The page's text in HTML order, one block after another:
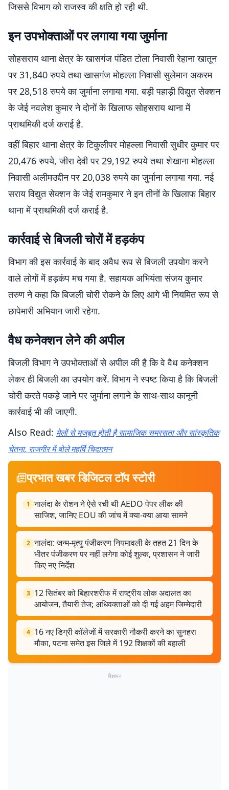
जिससे विभाग को राजस्व की क्षति हो रही थी.
इन उपभोक्ताओं पर लगाया गया जुर्माना
सोहसराय थाना क्षेत्र के खासगंज पंडित टोला निवासी रेहाना खातून
पर 31,840 रुपये तथा खासगंज मोहल्ला निवासी सुलेमान अकरम
पर 28,518 रुपये का जुर्माना लगाया गया. बड़ी पहाड़ी विद्युत सेक्शन
के जेई नवलेश कुमार ने दोनों के खिलाफ सोहसराय थाना में
प्राथमिकी दर्ज कराई है.
वहीं बिहार थाना क्षेत्र के टिकुलीपर मोहल्ला निवासी सुधीर कुमार पर
20,476 रुपये, जीरा देवी पर 29,192 रुपये तथा शेखाना मोहल्ला
निवासी अलीमउद्दीन पर 20,038 रुपये का जुर्माना लगाया गया. नई
सराय विद्युत सेक्शन के जेई रामकुमार ने इन तीनों के खिलाफ बिहार
थाना में प्राथमिकी दर्ज कराई है.
कार्रवाई से बिजली चोरों में हड़कंप
विभाग की इस कार्रवाई के बाद अवैध रूप से बिजली उपयोग करने
वाले लोगों में हड़कंप मच गया है. सहायक अभियंता संजय कुमार
तरुण ने कहा कि बिजली चोरी रोकने के लिए आगे भी नियमित रूप से
छापेमारी अभियान जारी रहेगा.
वैध कनेक्शन लेने की अपील
बिजली विभाग ने उपभोक्ताओं से अपील की है कि वे वैध कनेक्शन
लेकर ही बिजली का उपयोग करें. विभाग ने स्पष्ट किया है कि बिजली
चोरी करते पकड़े जाने पर जुर्माना लगाने के साथ-साथ कानूनी
कार्रवाई भी की जाएगी.
Also Read: मेलों से मजबूत होती है सामाजिक समरसता और सांस्कृतिक
चेतना, राजगीर में बोले महर्षि चिदात्मन
प्रभात खबर डिजिटल टॉप स्टोरी
1 नालंदा के रोशन ने ऐसे रची थी AEDO पेपर लीक की
साजिश, जानिए EOU की जांच में क्या-क्या आया सामने
2 नालंदा: जन्म-मृत्यु पंजीकरण नियमावली के तहत 21 दिन के
भीतर पंजीकरण पर नहीं लगेगा कोई शुल्क, प्रशासन ने जारी
किए नए निर्देश
3 12 सितंबर को बिहारशरीफ में राष्ट्रीय लोक अदालत का
आयोजन, तैयारी तेज; अधिवक्ताओं को दी गई अहम जिम्मेदारी
4 16 नए डिग्री कॉलेजों में सरकारी नौकरी करने का सुनहरा
मौका, पटना समेत इस जिले में 192 शिक्षकों की बहाली
विज्ञापन